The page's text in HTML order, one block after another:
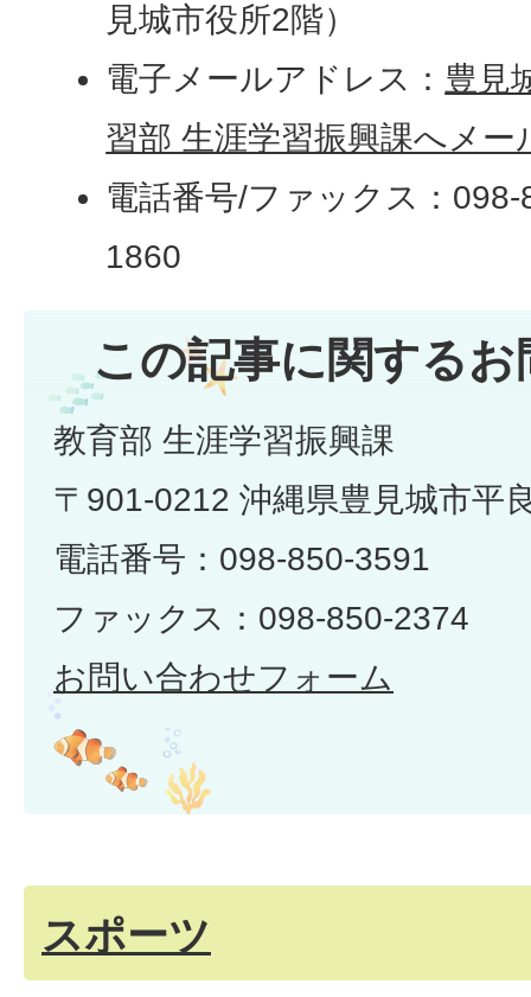
見城市役所2階）
電子メールアドレス： 豊見
習部 生涯学習振興課へメー
電話番号/ファックス：
1860
この記事に関する
教育部 生涯学習振興課
〒901-0212 沖縄県豊見城市平
電話番号：098-850-3591
ファックス：098-850-2374
お問い合わせフォーム
スポーツ